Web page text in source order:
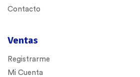
Contacto
Ventas
Registrarme
Mi Cuenta